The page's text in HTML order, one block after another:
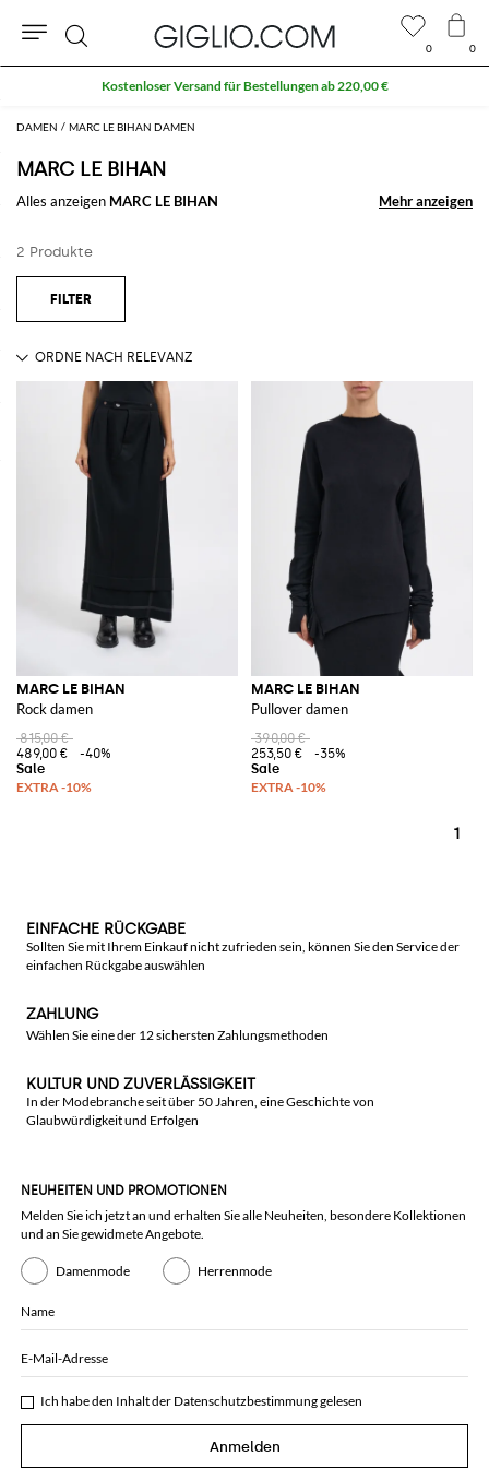
DAMEN MARC LE BIHAN DAMEN
MARC LE BIHAN
Alles anzeigen MARC LE BIHAN Mehr anzeigen
Mehr anzeigen
2 Produkte
MARC LE BIHAN
Rock damen
815,00 €
489,00 €
-40%
MARC LE BIHAN
Pullover damen
390,00 €
253,50 €
-35%
1
0 0
Suche
Kostenloser Versand für Bestellungen ab 220,00 €
EINFACHE RÜCKGABE
Sollten Sie mit Ihrem Einkauf nicht zufrieden sein, können Sie den Service der
einfachen Rückgabe auswählen
ZAHLUNG
Wählen Sie eine der 12 sichersten Zahlungsmethoden
KULTUR UND ZUVERLÄSSIGKEIT
In der Modebranche seit über 50 Jahren, eine Geschichte von
Glaubwürdigkeit und Erfolgen
NEUHEITEN UND PROMOTIONEN
Melden Sie ich jetzt an und erhalten Sie alle Neuheiten, besondere Kollektionen
und an Sie gewidmete Angebote.
Damenmode Herrenmode
Name
E-Mail-Adresse
Ich habe den Inhalt der Datenschutzbestimmunggelesen
Anmelden